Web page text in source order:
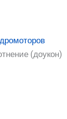
(доукон)